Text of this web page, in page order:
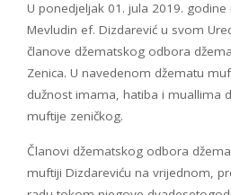
U ponedjeljak 01. jula 2019.
Mevludin ef. Dizdarević u svom
članove džematskog odbora
Zenica. U navedenom džematu
dužnost imama, hatiba i muallima
muftije zeničkog.
Članovi džematskog odbora
muftiji Dizdareviću na vrijednom,